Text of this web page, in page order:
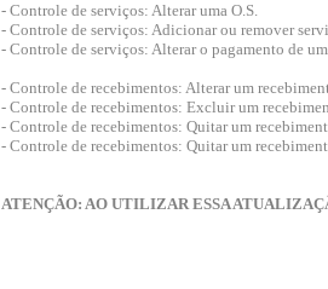
- Controle de serviços: Alterar uma O.S.
- Controle de serviços: Adicionar ou remover
- Controle de serviços: Alterar o pagamento de
- Controle de recebimentos: Alterar um
- Controle de recebimentos: Excluir um
- Controle de recebimentos: Quitar um
- Controle de recebimentos: Quitar um
ATENÇÃO: AO UTILIZAR ESSA